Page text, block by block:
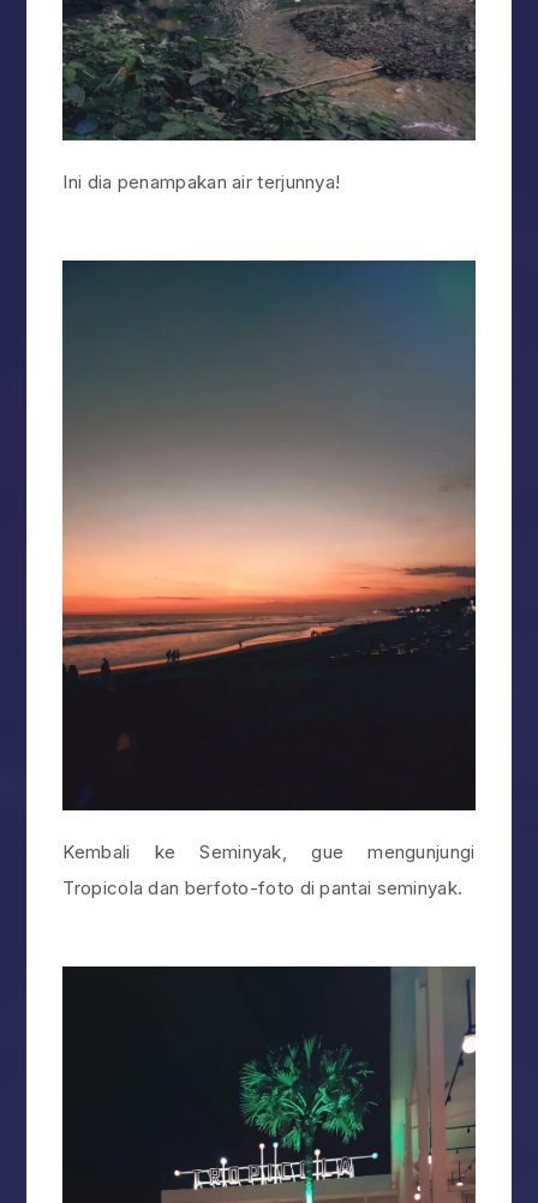
Ini dia penampakan air terjunnya!
Kembali ke Seminyak, gue mengunjungi
Tropicola dan berfoto-foto di pantai seminyak.